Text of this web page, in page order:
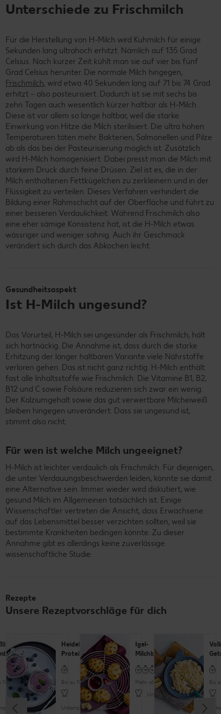
Unterschiede zu Frischmilch
Für die Herstellung von H-Milch wird Kuhmilch für einige
Sekunden lang ultrahoch erhitzt. Nämlich auf 135 Grad
Celsius. Nach kurzer Zeit kühlt man sie auf vier bis fünf
Grad Celsius herunter. Die normale Milch hingegen,
Frischmilch, wird etwa 40 Sekunden lang auf 71 bis 74 Grad
erhitzt – also pasteurisiert. Dadurch ist sie mit sechs bis
zehn Tagen auch wesentlich kürzer haltbar als H-Milch.
Diese ist vor allem so lange haltbar, weil die starke
Einwirkung von Hitze die Milch sterilisiert. Die ultra hohen
Temperaturen töten mehr Bakterien, Salmonellen und Pilze
ab als das bei der Pasteurisierung möglich ist. Zusätzlich
wird H-Milch homogenisiert. Dabei presst man die Milch mit
starkem Druck durch feine Drüsen. Ziel ist es, die in der
Milch enthaltenen Fettkügelchen zu zerkleinern und in der
Flüssigkeit zu verteilen. Dieses Verfahren verhindert die
Bildung einer Rahmschicht auf der Oberfläche und führt zu
einer besseren Verdaulichkeit. Während Frischmilch also
eine eher sämige Konsistenz hat, ist die H-Milch etwas
wässriger und weniger sahnig. Auch ihr Geschmack
verändert sich durch das Abkochen leicht.
Gesundheitsaspekt
Ist H-Milch ungesund?
Das Vorurteil, H-Milch sei ungesünder als Frischmilch, hält
sich hartnäckig. Die Annahme ist, dass durch die starke
Erhitzung der länger haltbaren Variante viele Nährstoffe
verloren gehen. Das ist nicht ganz richtig. H-Milch enthält
fast alle Inhaltsstoffe wie Frischmilch. Die Vitamine B1, B2,
B12 und C sowie Folsäure reduzieren sich zwar ein wenig.
Der Kalziumgehalt sowie das gut verwertbare Milcheiweiß
bleiben hingegen unverändert. Dass sie ungesund ist,
stimmt also nicht.
Für wen ist welche Milch ungeeignet?
H-Milch ist leichter verdaulich als Frischmilch. Für diejenigen,
die unter Verdauungsbeschwerden leiden, könnte sie damit
eine Alternative sein. Immer wieder wird diskutiert, wie
gesund Milch im Allgemeinen tatsächlich ist. Einige
Wissenschaftler vertreten die Ansicht, dass Erwachsene
auf das Lebensmittel besser verzichten sollten, weil sie
bestimmte Krankheiten bedingen könnte. Zu dieser
Annahme gibt es allerdings keine zuverlässige
wissenschaftliche Studie.
Rezepte
Unsere Rezeptvorschläge für dich
mit
15 Minuten
Heidelbeer-
Proteinshake
Bis zu 15 Minuten
Unkompliziert
Igel-
Milchbrötchen
Mehr als 60 Minuten
Unkompliziert
Bis